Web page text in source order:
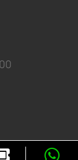
00